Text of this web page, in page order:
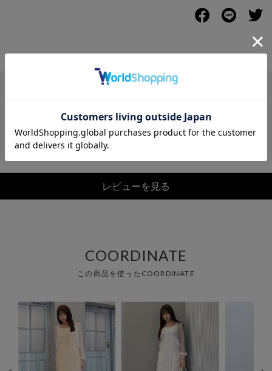
レビュー
レビューを見る
COORDINATE
この商品を使ったCOORDINATE